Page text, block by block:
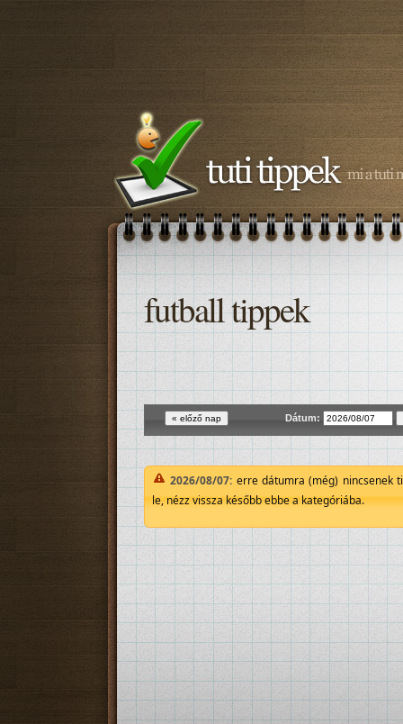
futball tippek
Dátum:
2026/08/07: erre dátumra (még) nincsenek
le, nézz vissza később ebbe a kategóriába.